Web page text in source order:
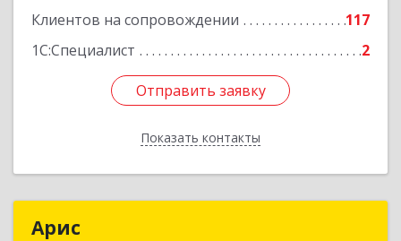
Клиентов на сопровождении
117
1С:Специалист
2
Отправить заявку
Показать контакты
Подробнее
Отправить заявку
Назад
Арис